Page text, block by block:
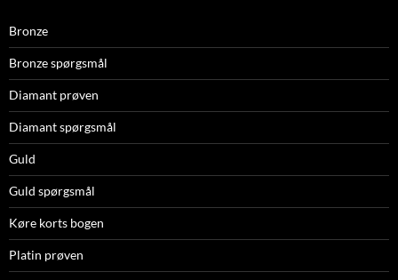
Bronze
Bronze spørgsmål
Diamant prøven
Diamant spørgsmål
Guld
Guld spørgsmål
Køre korts bogen
Platin prøven